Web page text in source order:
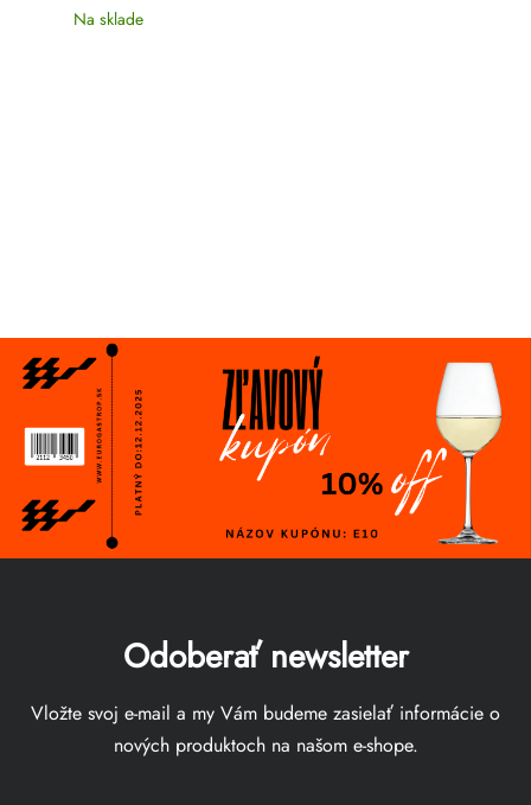
Na sklade
Odoberať newsletter
Vložte svoj e-mail a my Vám budeme zasielať informácie o
nových produktoch na našom e-shope.